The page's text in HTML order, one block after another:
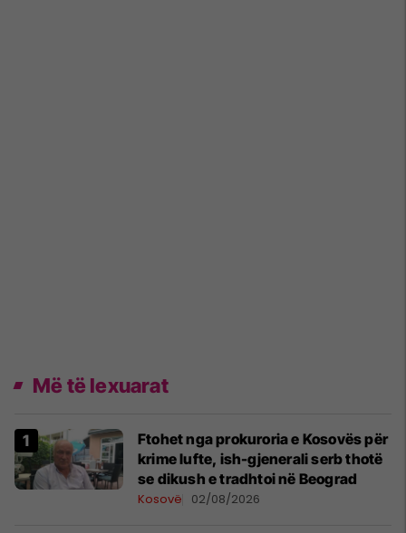
Më të lexuarat
Ftohet nga prokuroria e Kosovës për
krime lufte, ish-gjenerali serb thotë
se dikush e tradhtoi në Beograd
Kosovë 02/08/2026